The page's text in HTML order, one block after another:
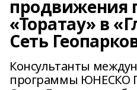
продвижения
«Торатау» в
Сеть
Консультанты
программы ЮНЕСКО